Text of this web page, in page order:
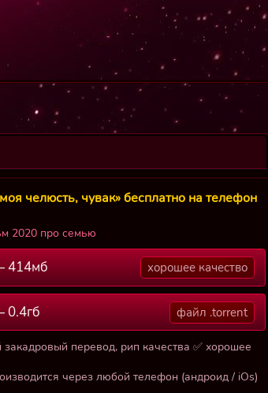
челюсть, чувак» бесплатно на телефон
2020 про семью
414мб хорошее качество
0.4гб файл .torrent
перевод, рип качества ✅ хорошее
через любой телефон (андроид / iOs)